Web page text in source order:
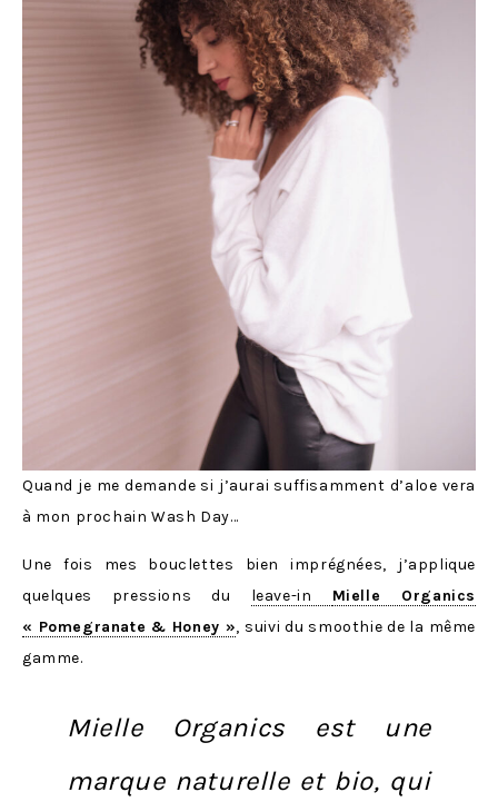
Quand je me demande si j’aurai suffisamment d’aloe vera
à mon prochain Wash Day…
Une fois mes bouclettes bien imprégnées, j’applique
quelques pressions du leave-in Mielle Organics
« Pomegranate & Honey », suivi du smoothie de la même
gamme.
Mielle Organics est une
marque naturelle et bio, qui